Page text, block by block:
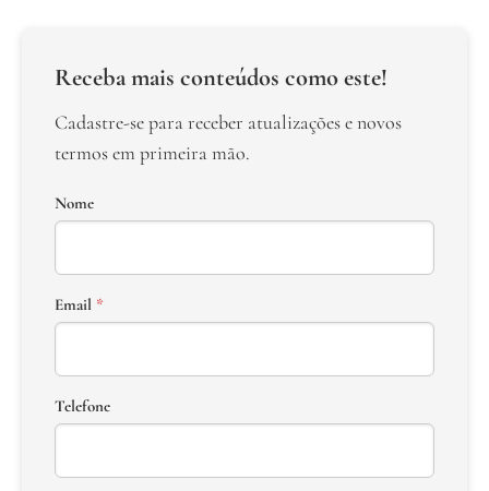
Receba mais conteúdos como este!
Cadastre-se para receber atualizações e novos
termos em primeira mão.
Nome
Email *
Telefone